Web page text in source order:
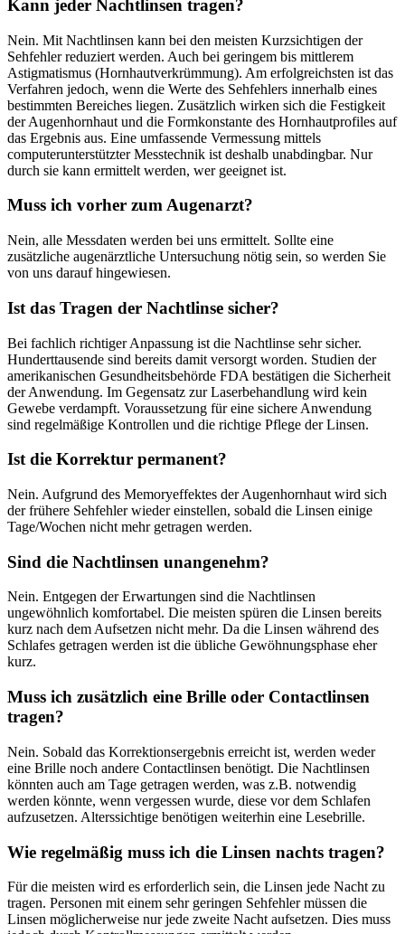
Kann jeder Nachtlinsen tragen?
Nein. Mit Nachtlinsen kann bei den meisten Kurzsichtigen der
Sehfehler reduziert werden. Auch bei geringem bis mittlerem
Astigmatismus (Hornhautverkrümmung). Am erfolgreichsten ist das
Verfahren jedoch, wenn die Werte des Sehfehlers innerhalb eines
bestimmten Bereiches liegen. Zusätzlich wirken sich die Festigkeit
der Augenhornhaut und die Formkonstante des Hornhautprofiles auf
das Ergebnis aus. Eine umfassende Vermessung mittels
computerunterstützter Messtechnik ist deshalb unabdingbar. Nur
durch sie kann ermittelt werden, wer geeignet ist.
Muss ich vorher zum Augenarzt?
Nein, alle Messdaten werden bei uns ermittelt. Sollte eine
zusätzliche augenärztliche Untersuchung nötig sein, so werden Sie
von uns darauf hingewiesen.
Ist das Tragen der Nachtlinse sicher?
Bei fachlich richtiger Anpassung ist die Nachtlinse sehr sicher.
Hunderttausende sind bereits damit versorgt worden. Studien der
amerikanischen Gesundheitsbehörde FDA bestätigen die Sicherheit
der Anwendung. Im Gegensatz zur Laserbehandlung wird kein
Gewebe verdampft. Voraussetzung für eine sichere Anwendung
sind regelmäßige Kontrollen und die richtige Pflege der Linsen.
Ist die Korrektur permanent?
Nein. Aufgrund des Memoryeffektes der Augenhornhaut wird sich
der frühere Sehfehler wieder einstellen, sobald die Linsen einige
Tage/Wochen nicht mehr getragen werden.
Sind die Nachtlinsen unangenehm?
Nein. Entgegen der Erwartungen sind die Nachtlinsen
ungewöhnlich komfortabel. Die meisten spüren die Linsen bereits
kurz nach dem Aufsetzen nicht mehr. Da die Linsen während des
Schlafes getragen werden ist die übliche Gewöhnungsphase eher
kurz.
Muss ich zusätzlich eine Brille oder Contactlinsen
tragen?
Nein. Sobald das Korrektionsergebnis erreicht ist, werden weder
eine Brille noch andere Contactlinsen benötigt. Die Nachtlinsen
könnten auch am Tage getragen werden, was z.B. notwendig
werden könnte, wenn vergessen wurde, diese vor dem Schlafen
aufzusetzen. Alterssichtige benötigen weiterhin eine Lesebrille.
Wie regelmäßig muss ich die Linsen nachts tragen?
Für die meisten wird es erforderlich sein, die Linsen jede Nacht zu
tragen. Personen mit einem sehr geringen Sehfehler müssen die
Linsen möglicherweise nur jede zweite Nacht aufsetzen. Dies muss